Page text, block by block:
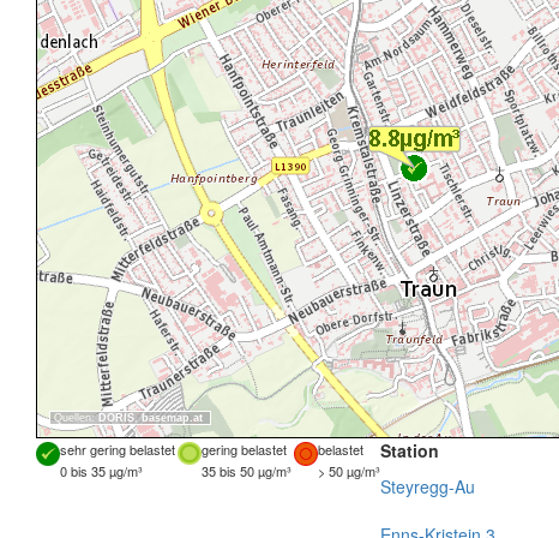
Quellen: DORIS, basemap.at
sehr gering belastet gering belastet
belastet
0 bis 35 µg/m³
35 bis 50 µg/m³ > 50 µg/m³
Station
Steyregg-Au